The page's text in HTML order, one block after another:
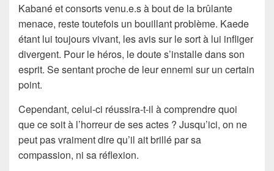
Kabané et consorts venu.e.s à bout de la brûlante
menace, reste toutefois un bouillant problème. Kaede
étant lui toujours vivant, les avis sur le sort à lui infliger
divergent. Pour le héros, le doute s’installe dans son
esprit. Se sentant proche de leur ennemi sur un certain
point.
Cependant, celui-ci réussira-t-il à comprendre quoi
que ce soit à l’horreur de ses actes ? Jusqu’ici, on ne
peut pas vraiment dire qu’il ait brillé par sa
compassion, ni sa réflexion.